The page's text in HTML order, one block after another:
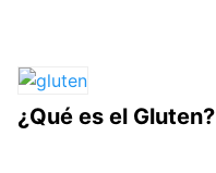
¿Qué es el Gluten?